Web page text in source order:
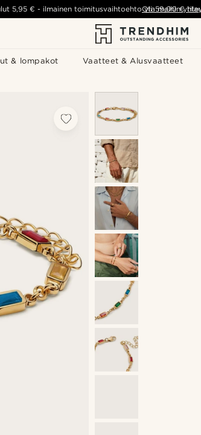
& lompakot Vaatteet & Alusvaatteet
5,95 € - ilmainen toimitusvaihtoehto yli 59,00 €
Ota meihin